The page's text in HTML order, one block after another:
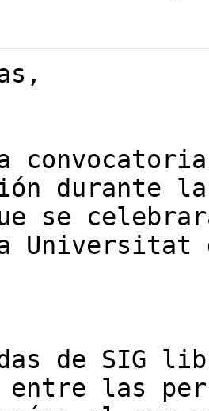
durante
se
Universitat
de SIG
entre las